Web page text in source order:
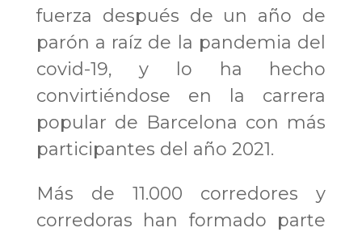
fuerza después de un año de
parón a raíz de la pandemia del
covid-19, y lo ha hecho
convirtiéndose en la carrera
popular de Barcelona con más
participantes del año 2021.
Más de 11.000 corredores y
corredoras han formado parte